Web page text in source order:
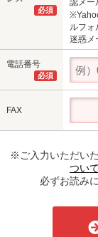
必須
認メー
ルフォ
迷惑メ
電話番号
必須
FAX
※ご入力いただい
ついて
必ずお読み